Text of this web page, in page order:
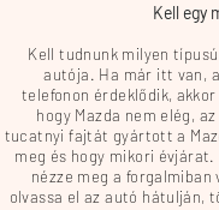
Kell egy
Kell tudnunk milyen
autója. Ha már itt van,
telefonon érdeklődik,
hogy Mazda nem elég,
tucatnyi fajtát gyártott a
meg és hogy mikori
nézze meg a
olvassa el az autó hátulján,